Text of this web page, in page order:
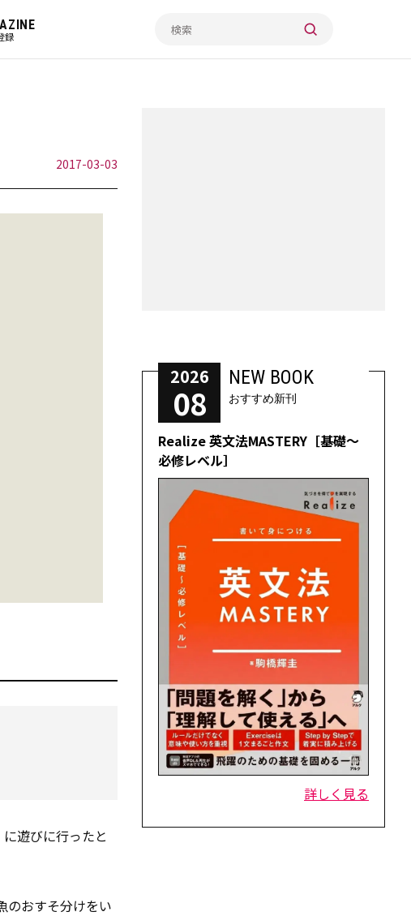
録
2017-03-03
遊びに行ったと
のおすそ分けをい
2026
08
NEW BOOK
おすすめ新刊
Realize 英文法MASTERY［基礎～
必修レベル］
詳しく見る